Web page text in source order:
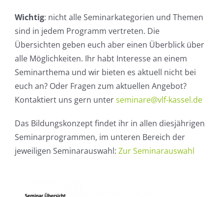
Wichtig: nicht alle Seminarkategorien und Themen
sind in jedem Programm vertreten. Die
Übersichten geben euch aber einen Überblick über
alle Möglichkeiten. Ihr habt Interesse an einem
Seminarthema und wir bieten es aktuell nicht bei
euch an? Oder Fragen zum aktuellen Angebot?
Kontaktiert uns gern unterseminare@vlf-kassel.de
Das Bildungskonzept findet ihr in allen diesjährigen
Seminarprogrammen, im unteren Bereich der
jeweiligen Seminarauswahl: Zur Seminarauswahl